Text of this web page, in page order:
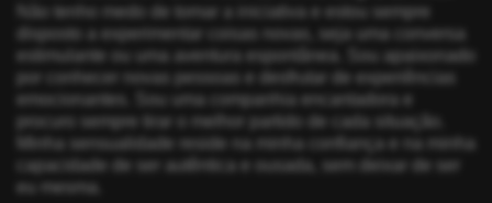
Não tenho medo de tomar a iniciativa e estou sempre
disposto a experimentar coisas novas, seja uma conversa
estimulante ou uma aventura espontânea. Sou apaixonado
por conhecer novas pessoas e desfrutar de experiências
emocionantes. Sou uma companhia encantadora e
procuro sempre tirar o melhor partido de cada situação.
Minha sensualidade reside na minha confiança e na minha
capacidade de ser autêntica e ousada, sem deixar de ser
eu mesma.